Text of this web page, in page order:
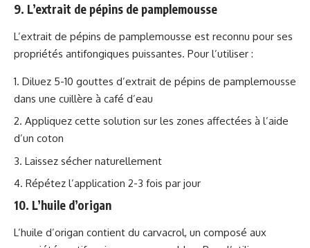
9. L’extrait de pépins de pamplemousse
L’extrait de pépins de pamplemousse est reconnu pour ses
propriétés antifongiques puissantes. Pour l’utiliser :
Diluez 5-10 gouttes d’extrait de pépins de pamplemousse
dans une cuillère à café d’eau
Appliquez cette solution sur les zones affectées à l’aide
d’un coton
Laissez sécher naturellement
Répétez l’application 2-3 fois par jour
10. L’huile d’origan
L’huile d’origan contient du carvacrol, un composé aux